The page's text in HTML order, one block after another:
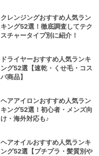
クレンジングおすすめ人気ラン
キング52選！徹底調査してテク
スチャータイプ別に紹介！
ドライヤーおすすめ人気ランキ
ング52選【速乾・くせ毛・コス
パ商品】
ヘアアイロンおすすめ人気ラン
キング52選！初心者・メンズ向
け・海外対応も♪
ヘアオイルおすすめ人気ランキ
ング52選【プチプラ・髪質別や